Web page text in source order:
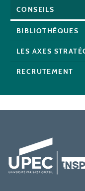
CONSEILS
BIBLIOTHÈQUES
LES AXES
RECRUTEMENT